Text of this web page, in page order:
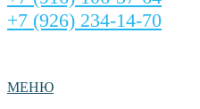
+7 (926) 234-14-70
МЕНЮ